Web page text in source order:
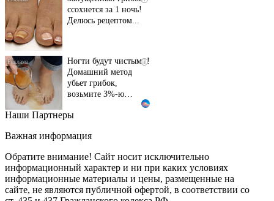
ссохнется за 1 ночь!
Делюсь рецептом...
i
Ногти будут чистыми!
Домашний метод
убьет грибок,
возьмите 3%-ю…
Этот танец невесты
Пересмотрела 10 раз
i
Ролик длится пару
секунд, но вы будете в
Наши Партнеры
Важная информация
Обратите внимание! Сайт носит исключительно
информационный характер и ни при каких условиях
информационные материалы и цены, размещенные на
сайте, не являются публичной офертой, в соответствии со